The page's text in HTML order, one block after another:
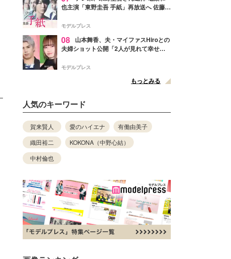
也主演「東野圭吾 手紙」再放送へ 佐藤隆
モデルプレス
08
山本舞香、夫・マイファスHiroとの
夫婦ショット公開「2人が見れて幸せ」
モデルプレス
もっとみる
人気のキーワード
賀来賢人 愛のハイエナ
有働由美子
織田裕二
KOKONA（中野心結）
中村倫也